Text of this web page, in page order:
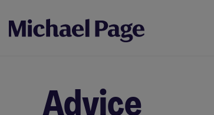
Advice